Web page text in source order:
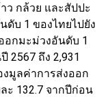
ว กล้วย และสัปปะ
ดับ 1 ของไทยไปยัง
อกมะม่วงอันดับ 1
2567 ถึง 2,931
มูลค่าการส่งออก
ะ 132.7 จากปีก่อน